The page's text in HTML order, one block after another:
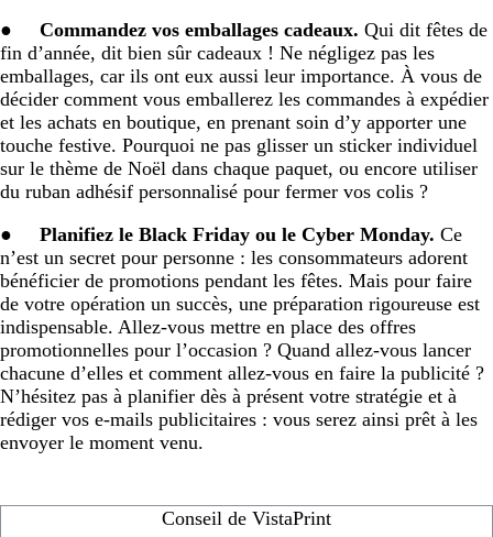
● Commandez vos emballages cadeaux. Qui dit fêtes de
fin d’année, dit bien sûr cadeaux ! Ne négligez pas les
emballages, car ils ont eux aussi leur importance. À vous de
décider comment vous emballerez les commandes à expédier
et les achats en boutique, en prenant soin d’y apporter une
touche festive. Pourquoi ne pas glisser un sticker individuel
sur le thème de Noël dans chaque paquet, ou encore utiliser
du ruban adhésif personnalisé pour fermer vos colis ?
● Planifiez le Black Friday ou le Cyber Monday. Ce
n’est un secret pour personne : les consommateurs adorent
bénéficier de promotions pendant les fêtes. Mais pour faire
de votre opération un succès, une préparation rigoureuse est
indispensable. Allez-vous mettre en place des offres
promotionnelles pour l’occasion ? Quand allez-vous lancer
chacune d’elles et comment allez-vous en faire la publicité ?
N’hésitez pas à planifier dès à présent votre stratégie et à
rédiger vos e-mails publicitaires : vous serez ainsi prêt à les
envoyer le moment venu.
Conseil de VistaPrint